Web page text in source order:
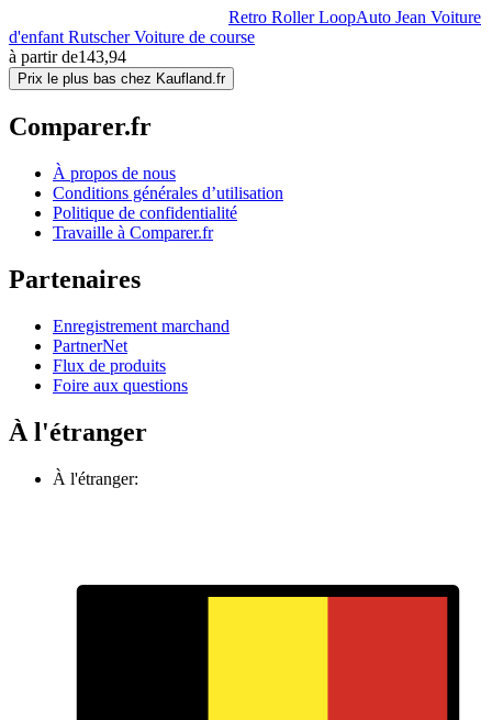
Retro Roller LoopAuto Jean Voiture
d'enfant Rutscher Voiture de course
à partir de143,94
Prix le plus bas chez Kaufland.fr
Comparer.fr
À propos de nous
Conditions générales d’utilisation
Politique de confidentialité
Travaille à Comparer.fr
Partenaires
Enregistrement marchand
PartnerNet
Flux de produits
Foire aux questions
À l'étranger
À l'étranger: